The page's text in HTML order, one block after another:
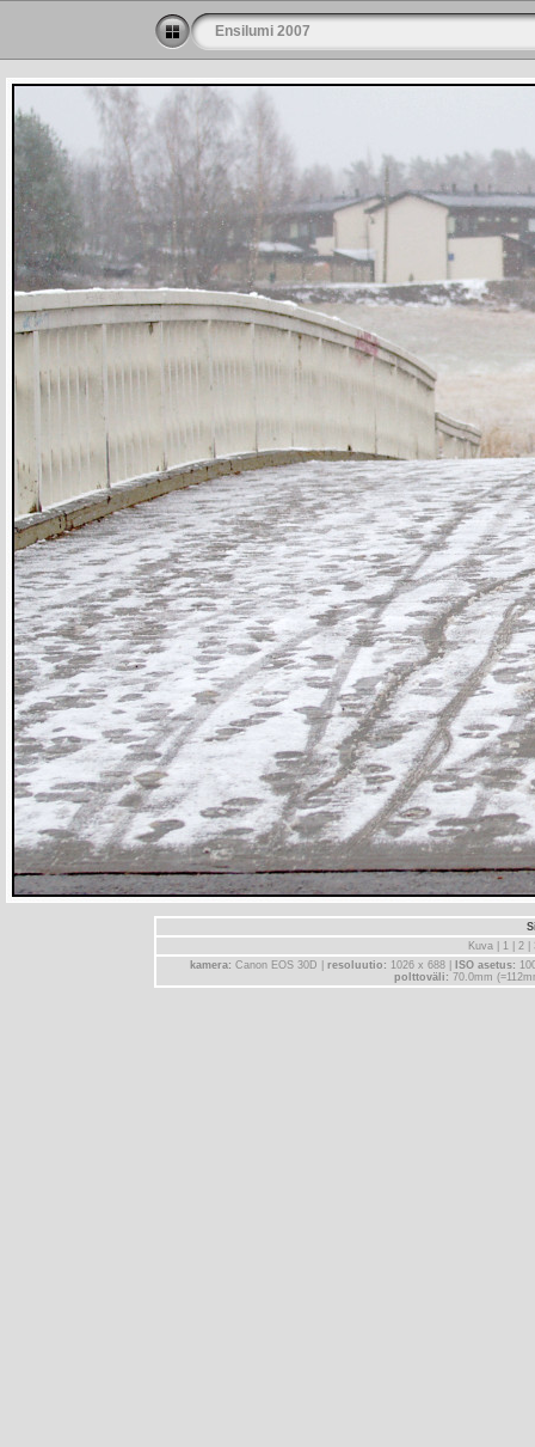
Ensilumi 2007
Kuva |
1 2
kamera: Canon EOS 30D | resoluutio: 1026 x 688 | ISO asetus:
polttoväli: 70.0mm